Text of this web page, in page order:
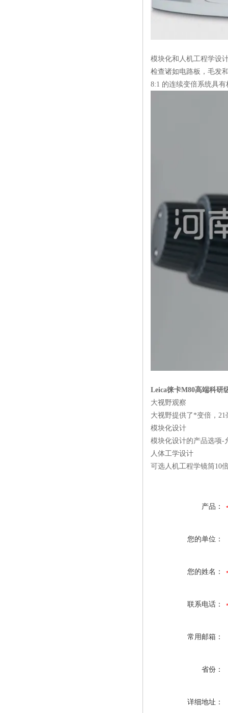
模块化和人机工程学设
检查诸如电路板，毛发
8:1 的连续变倍系统具有
Leica徕卡M80高端科研
大视野观察
大视野提供了*变倍， 21
模块化设计
模块化设计的产品选项-
人体工学设计
可选人机工程学镜筒10
产品：
您的单位：
您的姓名：
联系电话：
常用邮箱：
省份：
详细地址：